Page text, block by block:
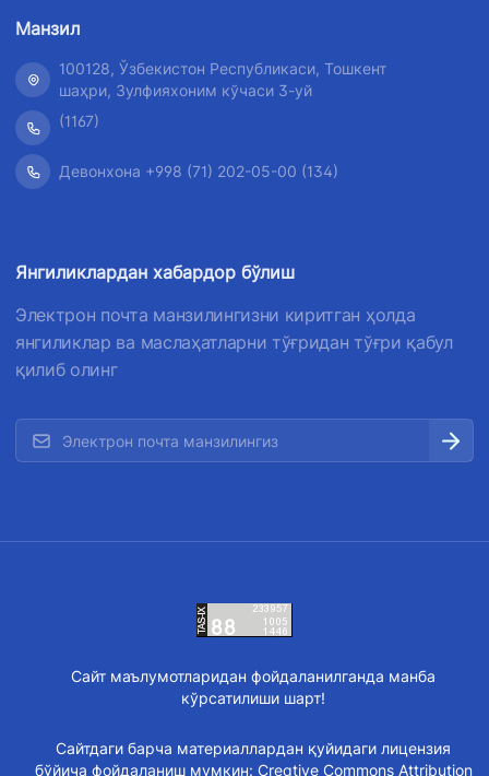
Манзил
100128, Ўзбекистон Республикаси, Тошкент
шаҳри, Зулфияхоним кўчаси 3-уй
(1167)
Девонхона +998 (71) 202-05-00 (134)
Янгиликлардан хабардор бўлиш
Электрон почта манзилингизни киритган ҳолда
янгиликлар ва маслаҳатларни тўғридан тўғри қабул
қилиб олинг
Сайт маълумотларидан фойдаланилганда манба
кўрсатилиши шарт!
Сайтдаги барча материаллардан қуйидаги лицензия
бўйича фойдаланиш мумкин: Creative Commons Attribution